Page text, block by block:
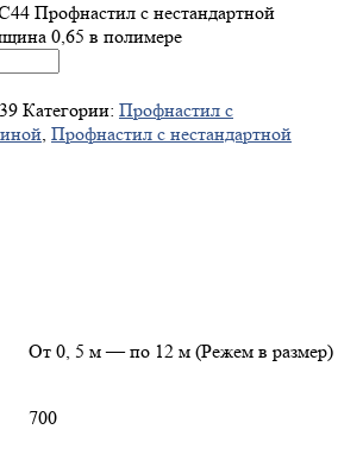
Профнастил с нестандартной
0,65 в полимере
Категории: Профнастил с
, Профнастил с нестандартной
От 0, 5 м — по 12 м (Режем в размер)
700